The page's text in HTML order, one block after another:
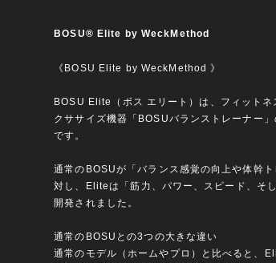
BOSU® Elite by WeckMethod
《BOSU Elite by WeckMethod 》
BOSU Elite（ボス エリート）は、フィット
クササイズ機器「BOSUバランストレーナー
です。
通常のBOSUが「バランス感覚の向上や体幹
対し、Eliteは「筋力、パワー、スピード、そ
開発されました。
通常のBOSUとの3つの大きな違い
通常のモデル（ホームやプロ）と比べると、